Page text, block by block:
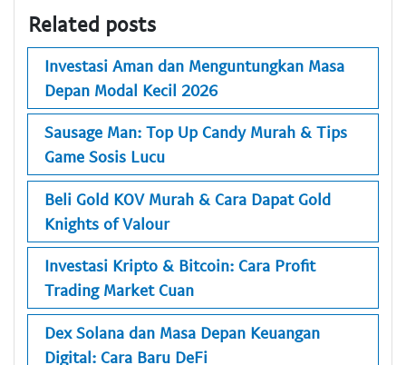
Related posts
Investasi Aman dan Menguntungkan Masa
Depan Modal Kecil 2026
Sausage Man: Top Up Candy Murah & Tips
Game Sosis Lucu
Beli Gold KOV Murah & Cara Dapat Gold
Knights of Valour
Investasi Kripto & Bitcoin: Cara Profit
Trading Market Cuan
Dex Solana dan Masa Depan Keuangan
Digital: Cara Baru DeFi